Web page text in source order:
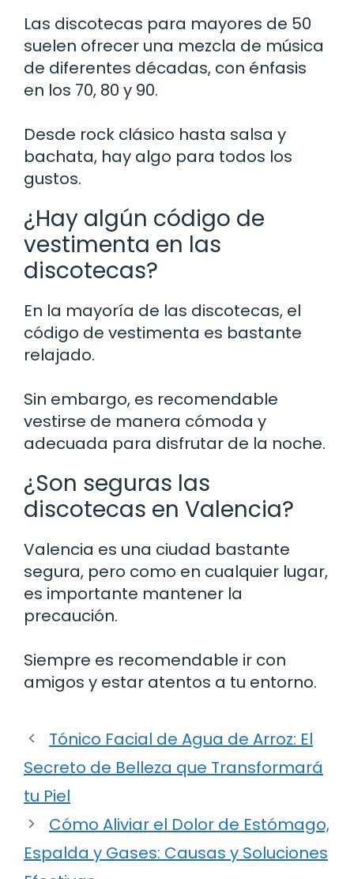
Las discotecas para mayores de 50
suelen ofrecer una mezcla de música
de diferentes décadas, con énfasis
en los 70, 80 y 90.
Desde rock clásico hasta salsa y
bachata, hay algo para todos los
gustos.
¿Hay algún código de
vestimenta en las
discotecas?
En la mayoría de las discotecas, el
código de vestimenta es bastante
relajado.
Sin embargo, es recomendable
vestirse de manera cómoda y
adecuada para disfrutar de la noche.
¿Son seguras las
discotecas en Valencia?
Valencia es una ciudad bastante
segura, pero como en cualquier lugar,
es importante mantener la
precaución.
Siempre es recomendable ir con
amigos y estar atentos a tu entorno.
Tónico Facial de Agua de Arroz: El
Secreto de Belleza que Transformará
tu Piel
Cómo Aliviar el Dolor de Estómago,
Espalda y Gases: Causas y Soluciones